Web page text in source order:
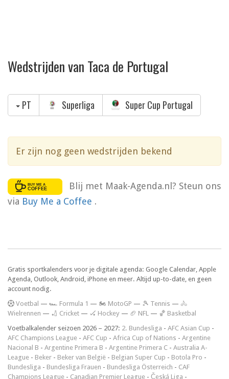
Wedstrijden van Taca de Portugal
PT Superliga Super Cup Portugal
Er zijn nog geen wedstrijden bekend
Blij met Maak-Agenda.nl? Steun ons
via Buy Me a Coffee .
Gratis sportkalenders voor je digitale agenda: Google Calendar, Apple
Agenda, Outlook, Android, iPhone en meer. Altijd up-to-date, en geen
account nodig.
Voetbal — 🏎️ Formula 1 — 🏍 MotoGP — 🎾 Tennis — 🚴
Wielrennen — 🏏 Cricket — 🏑 Hockey — 🏈 NFL — 🏀 Basketbal
Voetbalkalender seizoen 2026 – 2027: 2. Bundesliga - AFC Asian Cup -
AFC Champions League - AFC Cup - Africa Cup of Nations - Argentine
Nacional B - Argentine Primera B - Argentine Primera C - Australia A-
League - Beker - Beker van België - Belgian Super Cup - Botola Pro -
Bundesliga - Bundesliga Frauen - Bundesliga Österreich - CAF
Champions League - Canadian Premier League - Česká Liga -